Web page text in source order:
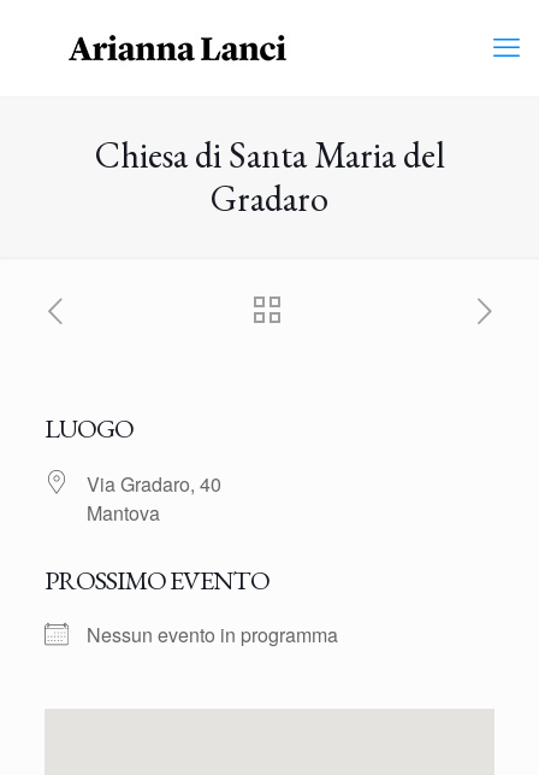
Chiesa di Santa Maria del
Gradaro
LUOGO
Via Gradaro, 40
Mantova
PROSSIMO EVENTO
Nessun evento in programma